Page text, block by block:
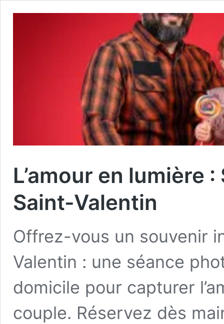
L’amour en lumière
Saint-Valentin
Offrez-vous un souvenir
Valentin : une séance
domicile pour capturer
couple. Réservez dès